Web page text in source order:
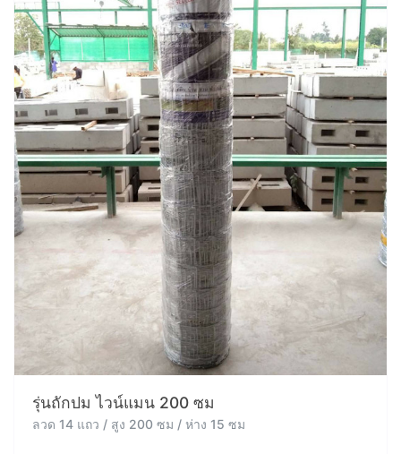
รุ่นถักปม ไวน์แมน 200 ซม
ลวด 14 แถว / สูง 200 ซม / ห่าง 15 ซม